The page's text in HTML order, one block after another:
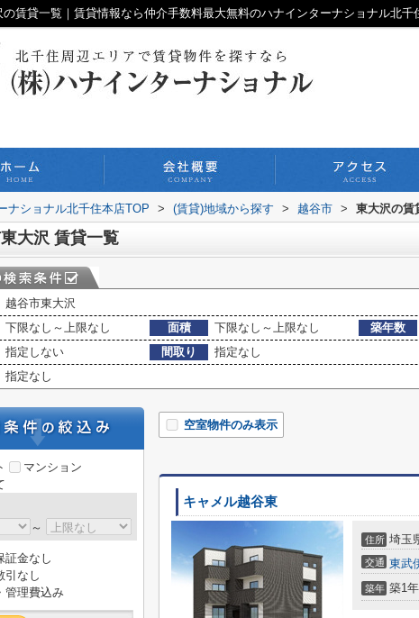
の賃貸一覧｜賃貸情報なら仲介手数料最大無料のハナインターナショナル北千
ナショナル北千住本店TOP > (賃貸)地域から探す > 越谷市 > 東大沢の賃
大沢 賃貸一覧
越谷市東大沢
下限なし～上限なし 面積 下限なし～上限なし 築年数
指定しない 間取り
指定なし
指定なし
空室物件のみ表示
キャメル越谷東
住所 埼玉
交通 東武
築年 築1年
マンション
～
証金なし
引なし
管理費込み